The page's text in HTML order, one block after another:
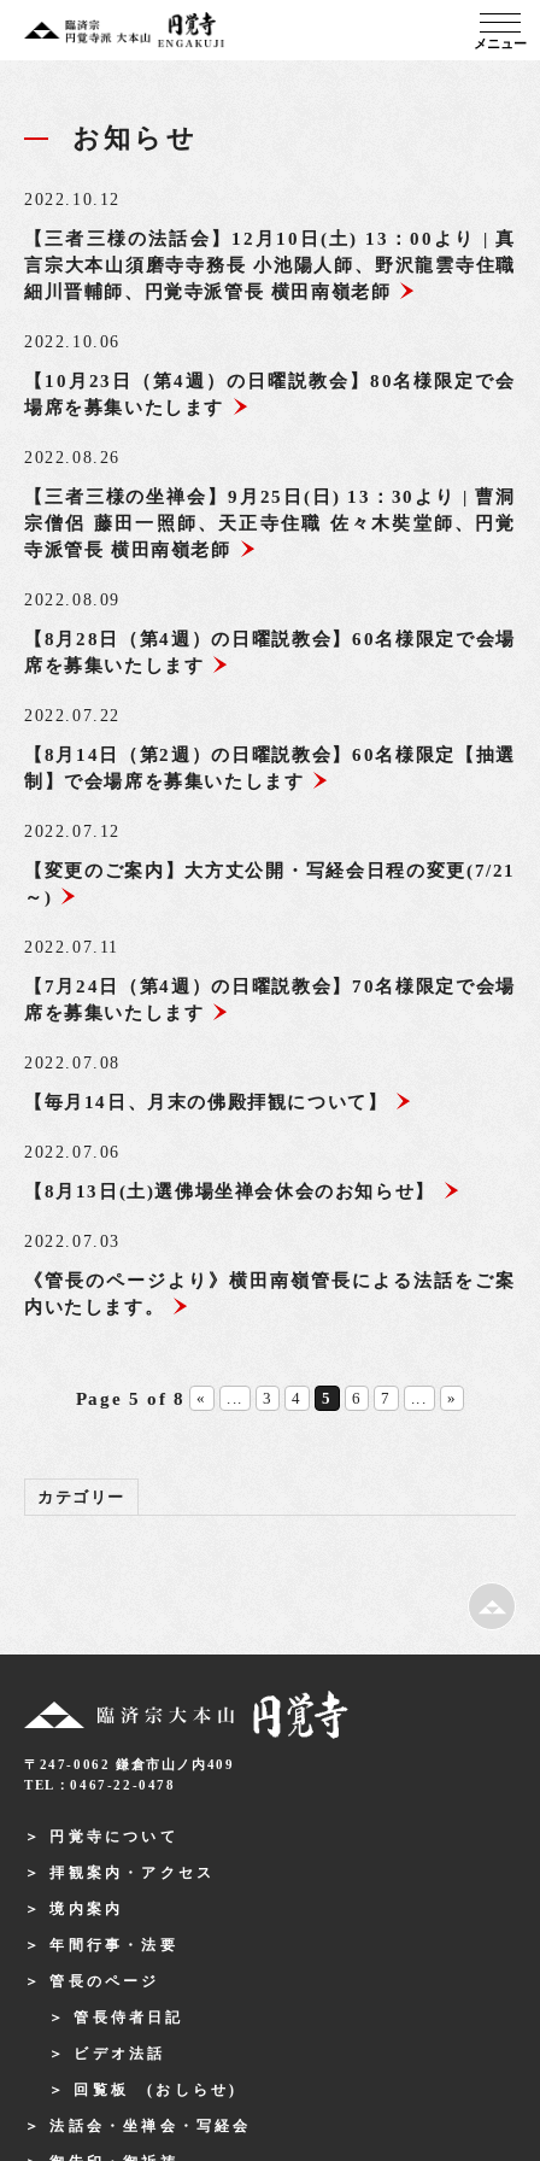
メニュー
お知らせ
2022.10.12
【三者三様の法話会】12月10日(土) 13：00より | 真
言宗大本山須磨寺寺務長 小池陽人師、野沢龍雲寺住職
細川晋輔師、円覚寺派管長 横田南嶺老師
2022.10.06
【10月23日（第4週）の日曜説教会】80名様限定で会
場席を募集いたします
2022.08.26
【三者三様の坐禅会】9月25日(日) 13：30より | 曹洞
宗僧侶 藤田一照師、天正寺住職 佐々木奘堂師、円覚
寺派管長 横田南嶺老師
2022.08.09
【8月28日（第4週）の日曜説教会】60名様限定で会場
席を募集いたします
2022.07.22
【8月14日（第2週）の日曜説教会】60名様限定【抽選
制】で会場席を募集いたします
2022.07.12
【変更のご案内】大方丈公開・写経会日程の変更(7/21
～)
2022.07.11
【7月24日（第4週）の日曜説教会】70名様限定で会場
席を募集いたします
2022.07.08
【毎月14日、月末の佛殿拝観について】
2022.07.06
【8月13日(土)選佛場坐禅会休会のお知らせ】
2022.07.03
《管長のページより》横田南嶺管長による法話をご案
内いたします。
Page 5 of 8 « ... 3 4 5 6 7 ... »
カテゴリー
〒247-0062 鎌倉市山ノ内409
TEL：0467-22-0478
円覚寺について
拝観案内・アクセス
境内案内
年間行事・法要
管長のページ
管長侍者日記
ビデオ法話
回覧板 (おしらせ)
法話会・坐禅会・写経会